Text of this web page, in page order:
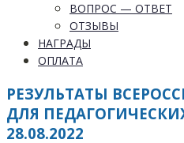
ВОПРОС — ОТВЕТ
ОТЗЫВЫ
НАГРАДЫ
ОПЛАТА
РЕЗУЛЬТАТЫ
ДЛЯ
28.08.2022